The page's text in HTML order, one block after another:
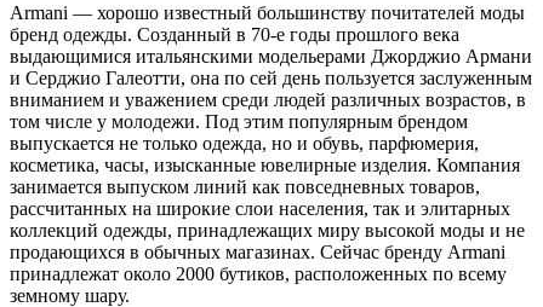
Armani — хорошо известный большинству почитателей моды
бренд одежды. Созданный в 70-е годы прошлого века
выдающимися итальянскими модельерами Джорджио Армани
и Серджио Галеотти, она по сей день пользуется заслуженным
вниманием и уважением среди людей различных возрастов, в
том числе у молодежи. Под этим популярным брендом
выпускается не только одежда, но и обувь, парфюмерия,
косметика, часы, изысканные ювелирные изделия. Компания
занимается выпуском линий как повседневных товаров,
рассчитанных на широкие слои населения, так и элитарных
коллекций одежды, принадлежащих миру высокой моды и не
продающихся в обычных магазинах. Сейчас бренду Armani
принадлежат около 2000 бутиков, расположенных по всему
земному шару.